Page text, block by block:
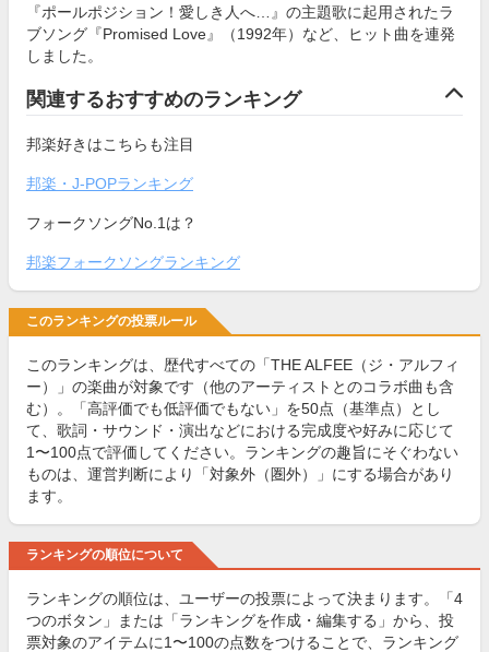
『ポールポジション！愛しき人へ…』の主題歌に起用されたラ
ブソング『Promised Love』（1992年）など、ヒット曲を連発
しました。
関連するおすすめのランキング
邦楽好きはこちらも注目
邦楽・J-POPランキング
フォークソングNo.1は？
邦楽フォークソングランキング
このランキングの投票ルール
このランキングは、歴代すべての「THE ALFEE（ジ・アルフィ
ー）」の楽曲が対象です（他のアーティストとのコラボ曲も含
む）。「高評価でも低評価でもない」を50点（基準点）とし
て、歌詞・サウンド・演出などにおける完成度や好みに応じて
1〜100点で評価してください。ランキングの趣旨にそぐわない
ものは、運営判断により「対象外（圏外）」にする場合があり
ます。
ランキングの順位について
ランキングの順位は、ユーザーの投票によって決まります。「4
つのボタン」または「ランキングを作成・編集する」から、投
票対象のアイテムに1〜100の点数をつけることで、ランキング